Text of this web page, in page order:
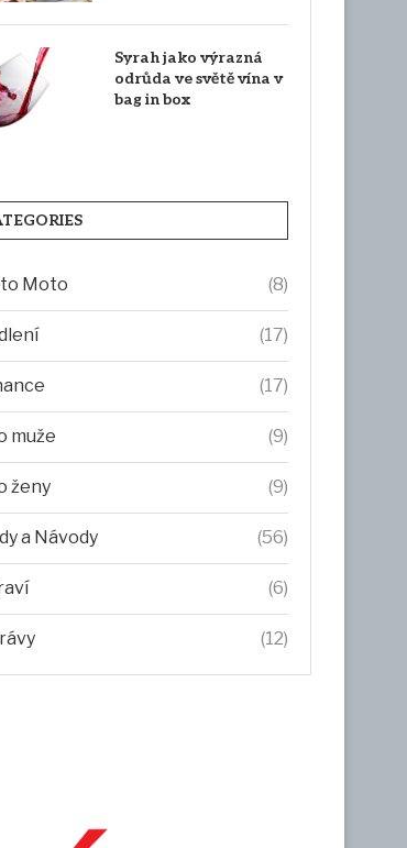
Syrah jako výrazná
odrůda ve světě vína v
bag in box
Moto (8)
(17)
(17)
muže (9)
ženy (9)
a Návody (56)
(6)
(12)